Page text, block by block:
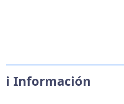
ℹ️ Información